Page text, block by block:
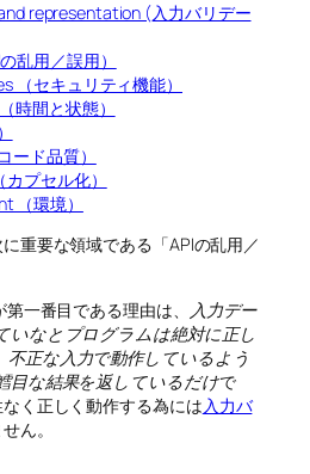
representation (入力バリデー
乱用／誤用）
（セキュリティ機能）
時間と状態）
ード品質）
プセル化）
（環境）
重要な領域である「APIの乱用／
一番目である理由は、
入力デー
いなとプログラムは絶対に正し
不正な入力で動作しているよう
目な結果を返しているだけで
く正しく動作する為には入力バ
ん。